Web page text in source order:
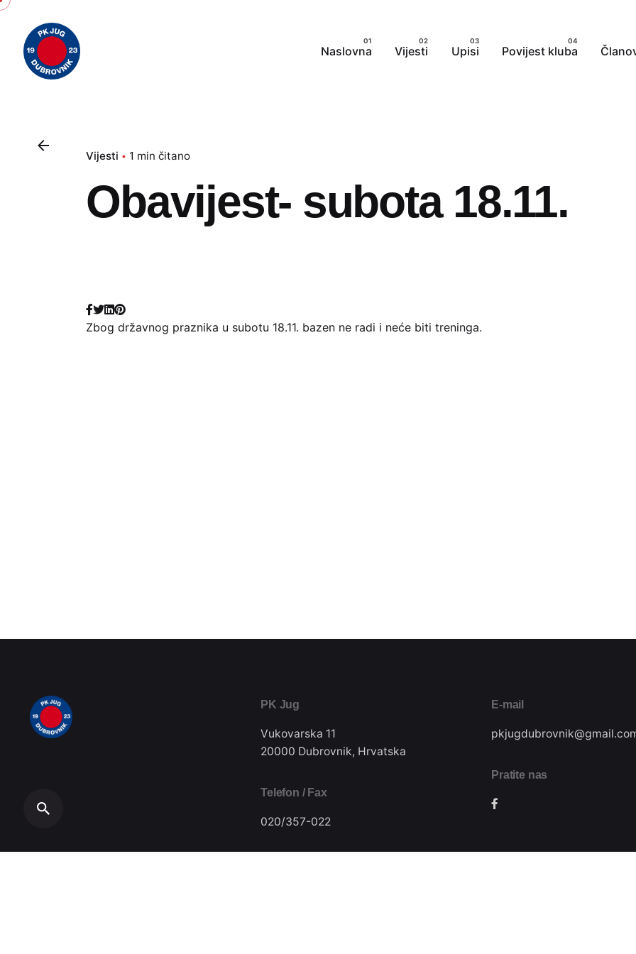
Skip
content
Naslovna Vijesti Upisi Povijest kluba
Vijesti 1 min čitano
Obavijest- subota 18.11.
Zbog državnog praznika u subotu 18.11. bazen ne radi i neće biti treninga.
PK Jug
Vukovarska 11
20000 Dubrovnik, Hrvatska
Telefon / Fax
020/357-022
E-mail
Pratite nas